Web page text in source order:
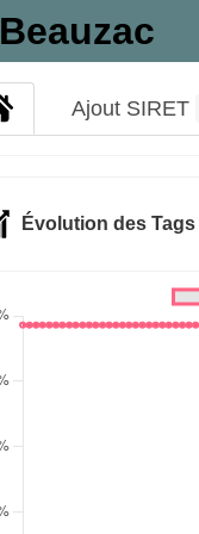
Beauzac
Ajout SIRET
Évolution des